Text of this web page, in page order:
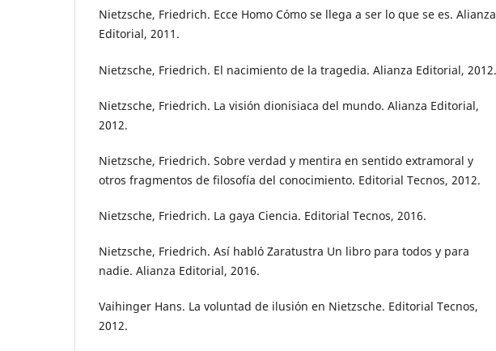
Nietzsche, Friedrich. Ecce Homo Cómo se llega a ser lo que se es. Alianza
Editorial, 2011.
Nietzsche, Friedrich. El nacimiento de la tragedia. Alianza Editorial, 2012.
Nietzsche, Friedrich. La visión dionisiaca del mundo. Alianza Editorial,
2012.
Nietzsche, Friedrich. Sobre verdad y mentira en sentido extramoral y
otros fragmentos de filosofía del conocimiento. Editorial Tecnos, 2012.
Nietzsche, Friedrich. La gaya Ciencia. Editorial Tecnos, 2016.
Nietzsche, Friedrich. Así habló Zaratustra Un libro para todos y para
nadie. Alianza Editorial, 2016.
Vaihinger Hans. La voluntad de ilusión en Nietzsche. Editorial Tecnos,
2012.